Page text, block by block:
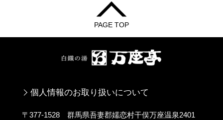
PAGE TOP
個人情報のお取り扱いについて
〒377-1528 群馬県吾妻郡嬬恋村干俣万座温泉2401